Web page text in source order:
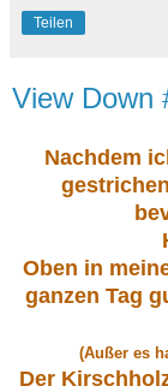
Teilen
View Down
Nachdem
Oben in
ganzen Tag
(Außer es
Der